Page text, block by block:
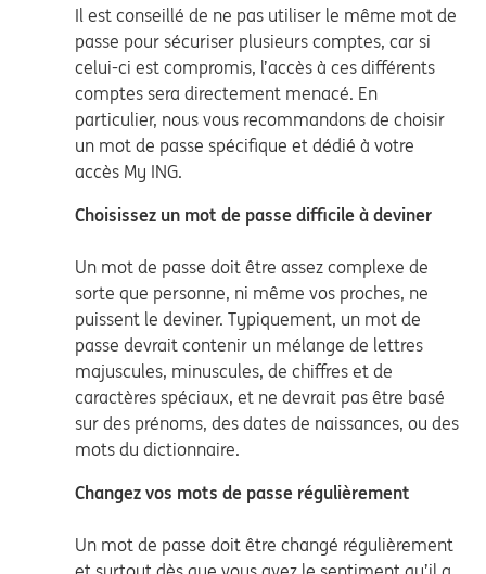
Il est conseillé de ne pas utiliser le même mot de
passe pour sécuriser plusieurs comptes, car si
celui-ci est compromis, l’accès à ces différents
comptes sera directement menacé. En
particulier, nous vous recommandons de choisir
un mot de passe spécifique et dédié à votre
accès My ING.
Choisissez un mot de passe difficile à deviner
Un mot de passe doit être assez complexe de
sorte que personne, ni même vos proches, ne
puissent le deviner. Typiquement, un mot de
passe devrait contenir un mélange de lettres
majuscules, minuscules, de chiffres et de
caractères spéciaux, et ne devrait pas être basé
sur des prénoms, des dates de naissances, ou des
mots du dictionnaire.
Changez vos mots de passe régulièrement
Un mot de passe doit être changé régulièrement